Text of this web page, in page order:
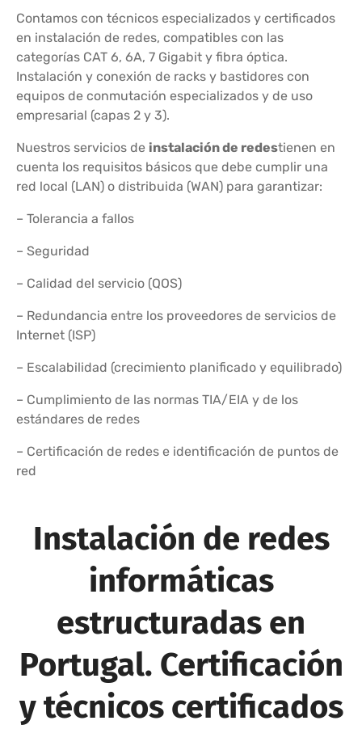
Contamos con técnicos especializados y certificados
en instalación de redes, compatibles con las
categorías CAT 6, 6A, 7 Gigabit y fibra óptica.
Instalación y conexión de racks y bastidores con
equipos de conmutación especializados y de uso
empresarial (capas 2 y 3).
Nuestros servicios de instalación de redestienen en
cuenta los requisitos básicos que debe cumplir una
red local (LAN) o distribuida (WAN) para garantizar:
– Tolerancia a fallos
– Seguridad
– Calidad del servicio (QOS)
– Redundancia entre los proveedores de servicios de
Internet (ISP)
– Escalabilidad (crecimiento planificado y equilibrado)
– Cumplimiento de las normas TIA/EIA y de los
estándares de redes
– Certificación de redes e identificación de puntos de
red
Instalación de redes
informáticas
estructuradas en
Portugal. Certificación
y técnicos certificados